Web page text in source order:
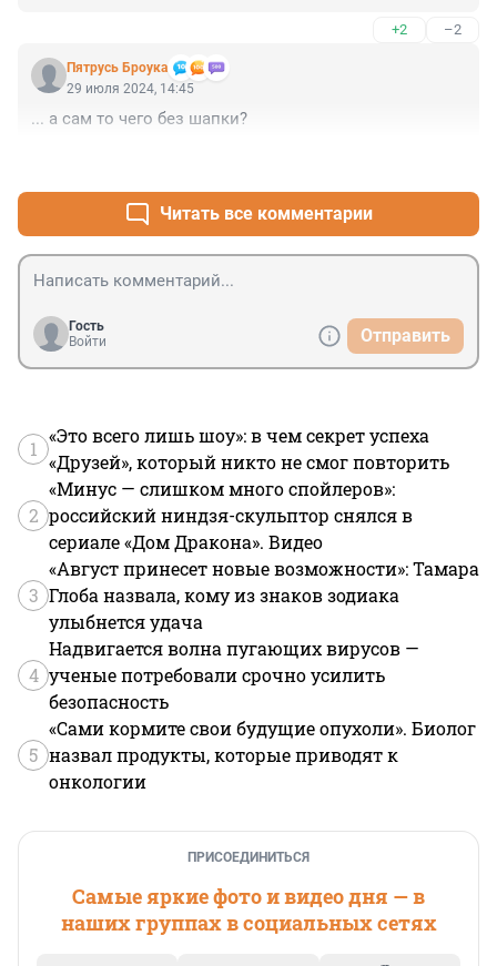
+2 –2
Пятрусь Броука
29 июля 2024, 14:45
... а сам то чего без шапки?
Читать все комментарии
Гость
Войти
Отправить
1
«Это всего лишь шоу»: в чем секрет успеха
«Друзей», который никто не смог повторить
2
«Минус — слишком много спойлеров»:
российский ниндзя-скульптор снялся в
сериале «Дом Дракона». Видео
3
«Август принесет новые возможности»: Тамара
Глоба назвала, кому из знаков зодиака
улыбнется удача
4
Надвигается волна пугающих вирусов —
ученые потребовали срочно усилить
безопасность
5
«Сами кормите свои будущие опухоли». Биолог
назвал продукты, которые приводят к
онкологии
ПРИСОЕДИНИТЬСЯ
Самые яркие фото и видео дня — в
наших группах в социальных сетях